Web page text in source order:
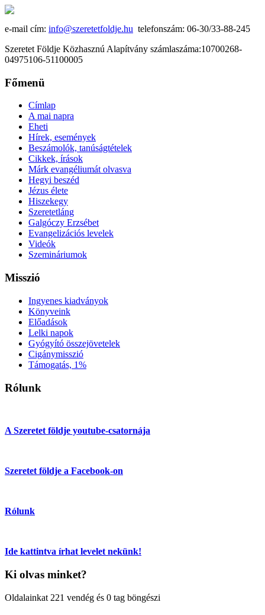
e-mail cím: info@szeretetfoldje.hu telefonszám: 06-30/33-88-245
Szeretet Földje Közhasznú Alapítvány számlaszáma:10700268-
04975106-51100005
Főmenü
Címlap
A mai napra
Eheti
Hírek, események
Beszámolók, tanúságtételek
Cikkek, írások
Márk evangéliumát olvasva
Hegyi beszéd
Jézus élete
Hiszekegy
Szeretetláng
Galgóczy Erzsébet
Evangelizációs levelek
Videók
Szemináriumok
Misszió
Ingyenes kiadványok
Könyveink
Előadások
Lelki napok
Gyógyító összejövetelek
Cigánymisszió
Támogatás, 1%
Rólunk
A Szeretet földje youtube-csatornája
Szeretet földje a Facebook-on
Rólunk
Ide kattintva írhat levelet nekünk!
Ki olvas minket?
Oldalainkat 221 vendég és 0 tag böngészi